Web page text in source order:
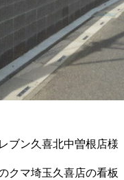
ブン久喜北中曽根店様
クマ埼玉久喜店の看板